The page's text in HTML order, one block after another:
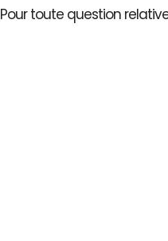
Pour toute question